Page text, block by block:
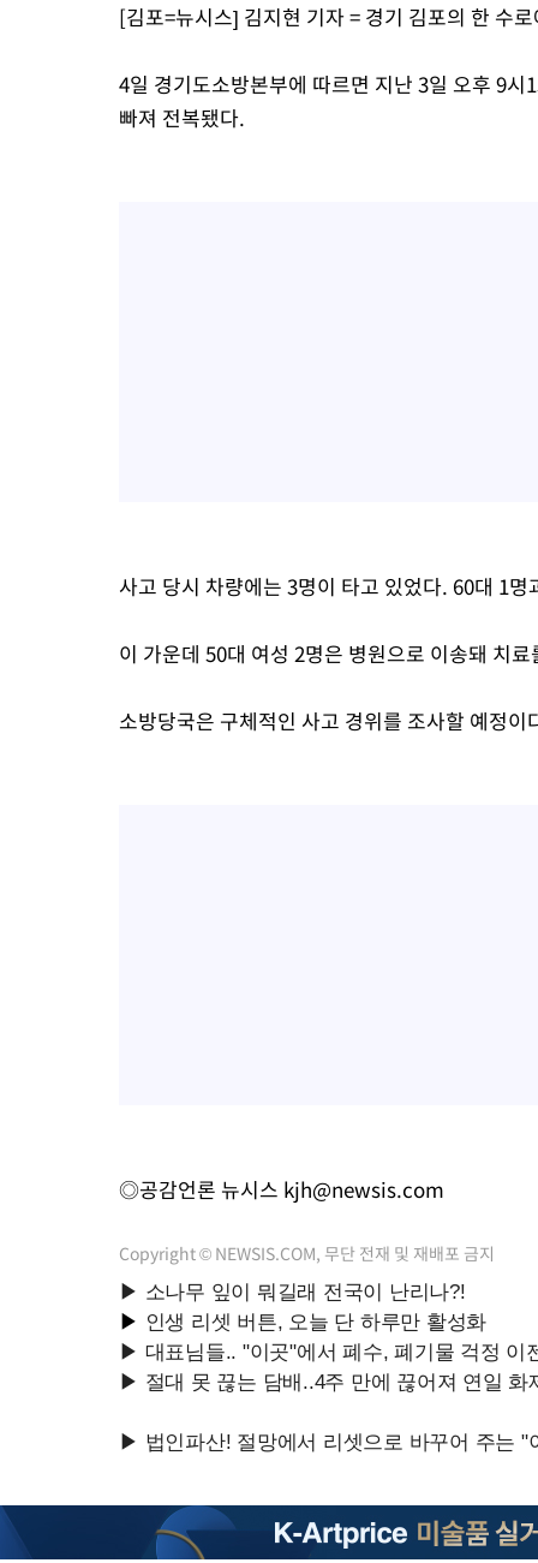
[김포=뉴시스] 김지현 기자 = 경기 김포의 한 수
4일 경기도소방본부에 따르면 지난 3일 오후 9
빠져 전복됐다.
사고 당시 차량에는 3명이 타고 있었다. 60대 1
이 가운데 50대 여성 2명은 병원으로 이송돼 치
소방당국은 구체적인 사고 경위를 조사할 예정이
◎공감언론 뉴시스 kjh@newsis.com
Copyright © NEWSIS.COM, 무단 전재 및 재배포 금지